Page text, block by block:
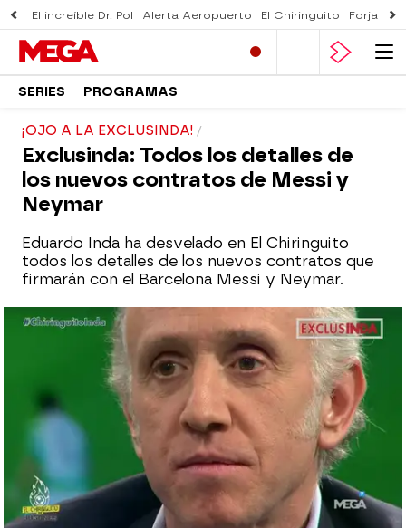
El increíble Dr. Pol Alerta Aeropuerto El Chiringuito Forjado
SERIES PROGRAMAS
¡OJO A LA EXCLUSINDA!
Exclusinda: Todos los detalles de
los nuevos contratos de Messi y
Neymar
Eduardo Inda ha desvelado en El Chiringuito
todos los detalles de los nuevos contratos que
firmarán con el Barcelona Messi y Neymar.
Publicado:12 de febrero de 2018, 13:01